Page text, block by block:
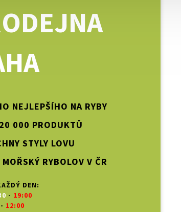
NEJLEPŠÍHO NA RYBY
000 PRODUKTŮ
STYLY LOVU
RYBOLOV V ČR
DEN:
- 19:00
- 12:00